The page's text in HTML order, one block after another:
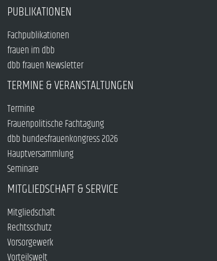
PUBLIKATIONEN
Fachpublikationen
frauen im dbb
dbb frauen Newsletter
TERMINE & VERANSTALTUNGEN
Termine
Frauenpolitische Fachtagung
dbb bundesfrauenkongress 2026
Hauptversammlung
Seminare
MITGLIEDSCHAFT & SERVICE
Mitgliedschaft
Rechtsschutz
Vorsorgewerk
Vorteilswelt